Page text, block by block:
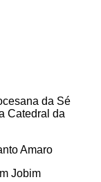
da Sé
Catedral da
Amaro
Jobim